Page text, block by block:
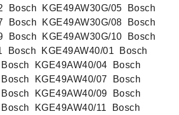
Bosch ‍ KGE49AW30G/05 ‍ Bosch
Bosch ‍ KGE49AW30G/08 ‍ Bosch
Bosch ‍ KGE49AW30G/10 ‍ Bosch
Bosch ‍ KGE49AW40/01 ‍ Bosch
KGE49AW40/04 ‍ Bosch
KGE49AW40/07 ‍ Bosch
KGE49AW40/09 ‍ Bosch
KGE49AW40/11 ‍ Bosch